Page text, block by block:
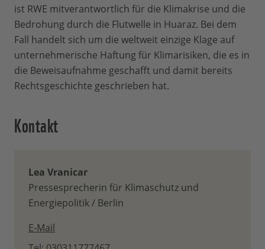
ist RWE mitverantwortlich für die Klimakrise und die
Bedrohung durch die Flutwelle in Huaraz. Bei dem
Fall handelt sich um die weltweit einzige Klage auf
unternehmerische Haftung für Klimarisiken, die es in
die Beweisaufnahme geschafft und damit bereits
Rechtsgeschichte geschrieben hat.
Kontakt
Lea Vranicar
Pressesprecherin für Klimaschutz und
Energiepolitik / Berlin
E-Mail